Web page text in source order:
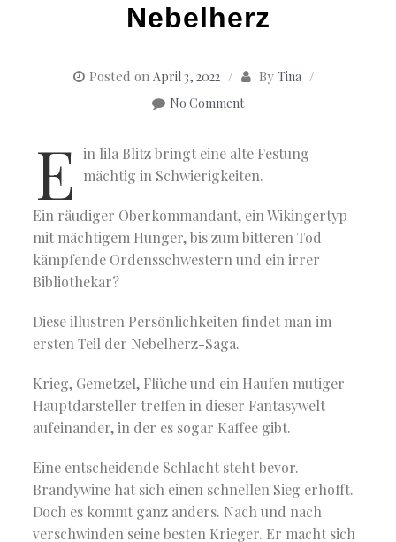
Nebelherz
Posted on April 3, 2022 By Tina
No Comment
E in lila Blitz bringt eine alte Festung
mächtig in Schwierigkeiten.
Ein räudiger Oberkommandant, ein Wikingertyp
mit mächtigem Hunger, bis zum bitteren Tod
kämpfende Ordensschwestern und ein irrer
Bibliothekar?
Diese illustren Persönlichkeiten findet man im
ersten Teil der Nebelherz-Saga.
Krieg, Gemetzel, Flüche und ein Haufen mutiger
Hauptdarsteller treffen in dieser Fantasywelt
aufeinander, in der es sogar Kaffee gibt.
Eine entscheidende Schlacht steht bevor.
Brandywine hat sich einen schnellen Sieg erhofft.
Doch es kommt ganz anders. Nach und nach
verschwinden seine besten Krieger. Er macht sich